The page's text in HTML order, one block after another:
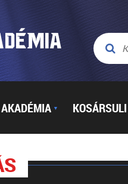
AKADÉMIA ▼ KOSÁRSULI